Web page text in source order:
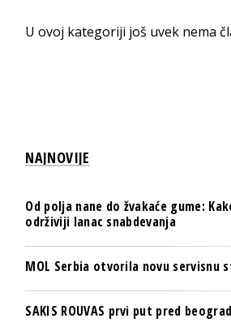
U ovoj kategoriji još uvek nema
NAJNOVIJE
Od polja nane do žvakaće gume:
održiviji lanac snabdevanja
MOL Serbia otvorila novu servisnu
SAKIS ROUVAS prvi put pred